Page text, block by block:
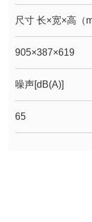
尺寸 长×宽×高（
905×387×619
噪声[dB(A)]
65